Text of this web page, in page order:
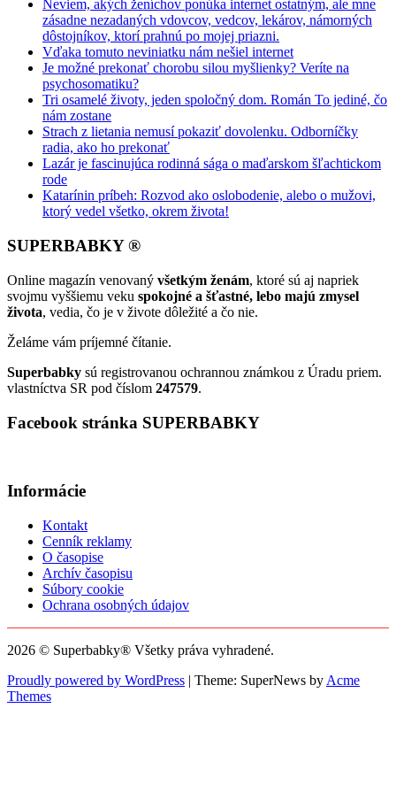
Neviem, akých ženíchov ponúka internet ostatným, ale mne
zásadne nezadaných vdovcov, vedcov, lekárov, námorných
dôstojníkov, ktorí prahnú po mojej priazni.
Vďaka tomuto neviniatku nám nešiel internet
Je možné prekonať chorobu silou myšlienky? Veríte na
psychosomatiku?
Tri osamelé životy, jeden spoločný dom. Román To jediné, čo
nám zostane
Strach z lietania nemusí pokaziť dovolenku. Odborníčky
radia, ako ho prekonať
Lazár je fascinujúca rodinná sága o maďarskom šľachtickom
rode
Katarínin príbeh: Rozvod ako oslobodenie, alebo o mužovi,
ktorý vedel všetko, okrem života!
SUPERBABKY ®
Online magazín venovaný všetkým ženám, ktoré sú aj napriek
svojmu vyššiemu veku spokojné a šťastné, lebo majú zmysel
života, vedia, čo je v živote dôležité a čo nie.
Želáme vám príjemné čítanie.
Superbabky sú registrovanou ochrannou známkou z Úradu priem.
vlastníctva SR pod číslom 247579.
Facebook stránka SUPERBABKY
Informácie
Kontakt
Cenník reklamy
O časopise
Archív časopisu
Súbory cookie
Ochrana osobných údajov
2026 © Superbabky® Všetky práva vyhradené.
Proudly powered by WordPress | Theme: SuperNews by Acme
Themes